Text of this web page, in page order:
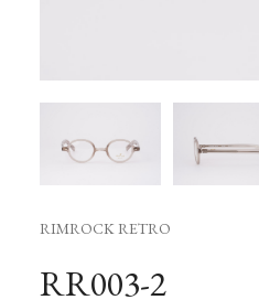
RIMROCK RETRO
RR003-2